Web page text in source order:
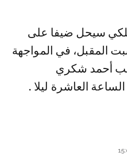
سيحل ضيفا على
المقبل، في المواجهة
أحمد شكري
العاشرة ليلا .